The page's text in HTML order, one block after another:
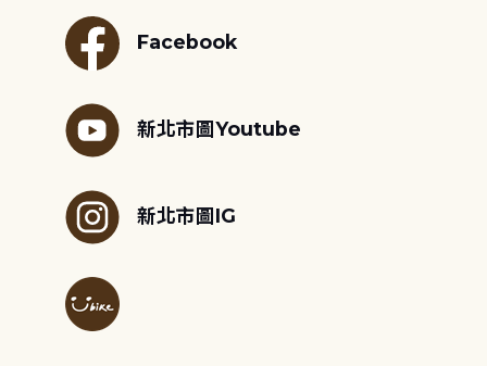
Facebook
新北市圖Youtube
新北市圖IG